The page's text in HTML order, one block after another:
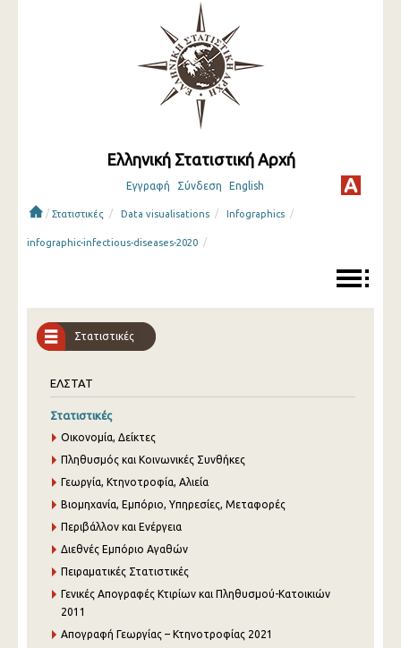
Ελληνική Στατιστική Αρχή
Εγγραφή Σύνδεση English
/ Στατιστικές / Data visualisations / Infographics /
infographic-infectious-diseases-2020 /
Στατιστικές
ΕΛΣΤΑΤ
Στατιστικές
Οικονομία, Δείκτες
Πληθυσμός και Κοινωνικές Συνθήκες
Γεωργία, Κτηνοτροφία, Αλιεία
Βιομηχανία, Εμπόριο, Υπηρεσίες, Μεταφορές
Περιβάλλον και Ενέργεια
Διεθνές Εμπόριο Αγαθών
Πειραματικές Στατιστικές
Γενικές Απογραφές Κτιρίων και Πληθυσμού-Κατοικιών
2011
Απογραφή Γεωργίας – Κτηνοτροφίας 2021